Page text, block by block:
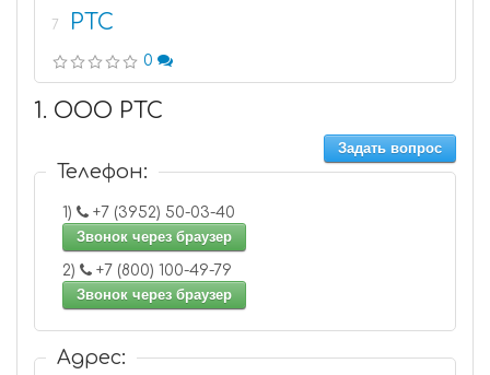
7 РТС
0
1. ООО РТС
Задать вопрос
Телефон:
1)
+7 (3952) 50-03-40
Звонок через браузер
2)
+7 (800) 100-49-79
Звонок через браузер
Адрес: